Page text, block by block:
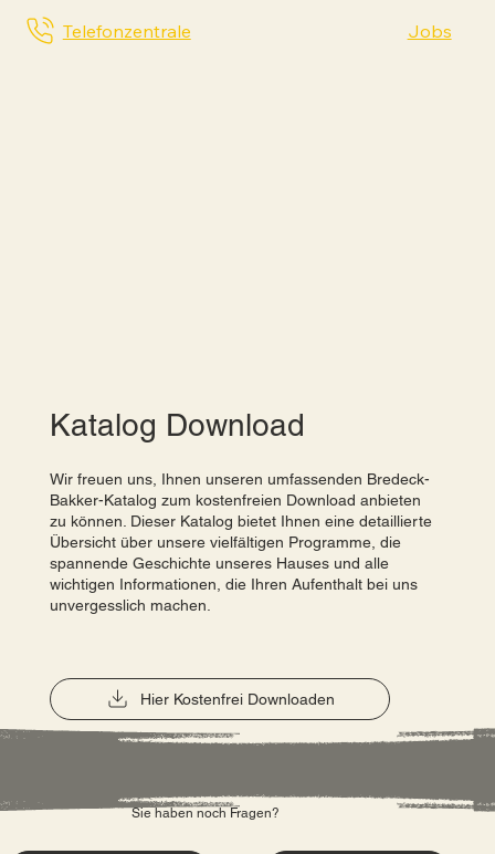
Telefonzentrale Jobs
Katalog Download
Wir freuen uns, Ihnen unseren umfassenden Bredeck-
Bakker-Katalog zum kostenfreien Download anbieten
zu können. Dieser Katalog bietet Ihnen eine detaillierte
Übersicht über unsere vielfältigen Programme, die
spannende Geschichte unseres Hauses und alle
wichtigen Informationen, die Ihren Aufenthalt bei uns
unvergesslich machen.
Hier Kostenfrei Downloaden
Sie haben noch Fragen?